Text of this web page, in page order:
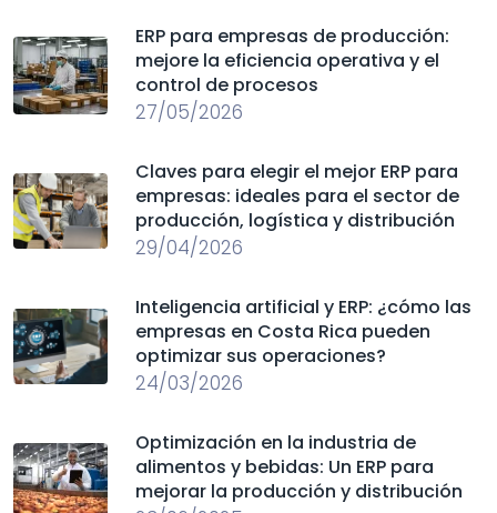
ERP para empresas de producción:
mejore la eficiencia operativa y el
control de procesos
27/05/2026
Claves para elegir el mejor ERP para
empresas: ideales para el sector de
producción, logística y distribución
29/04/2026
Inteligencia artificial y ERP: ¿cómo las
empresas en Costa Rica pueden
optimizar sus operaciones?
24/03/2026
Optimización en la industria de
alimentos y bebidas: Un ERP para
mejorar la producción y distribución